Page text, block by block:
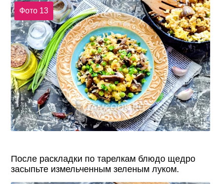
Фото 13
После раскладки по тарелкам блюдо щедро
засыпьте измельченным зеленым луком.